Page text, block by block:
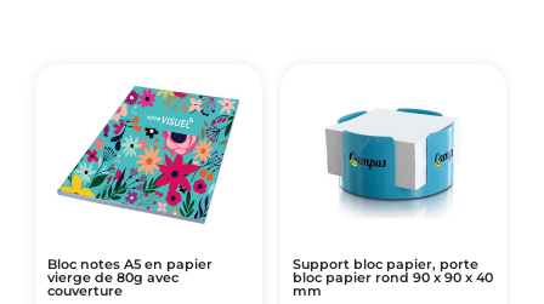
Bloc notes A5 en papier
vierge de 80g avec
couverture
Support bloc papier, porte
bloc papier rond 90 x 90 x 40
mm